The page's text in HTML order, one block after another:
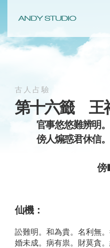
古人占驗
第十六籤 王
官事悠悠難辨明
傍人煽惑君休信
傍
仙機：
訟難明。和為貴。名利無。
婚未成。病有祟。財莫貪。